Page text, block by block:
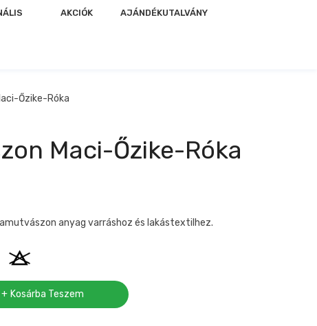
AKCIÓK AJÁNDÉKUTALVÁNY
Őzike-Róka
Maci-Őzike-Róka
anyag varráshoz és lakástextilhez.
Kosárba Teszem